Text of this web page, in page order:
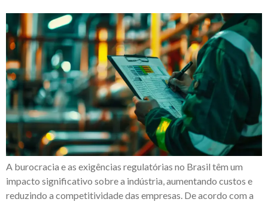
A burocracia e as exigências regulatórias no Brasil têm um
impacto significativo sobre a indústria, aumentando custos e
reduzindo a competitividade das empresas. De acordo com a